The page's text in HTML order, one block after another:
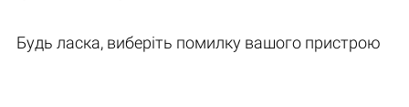
Будь ласка, виберіть помилку вашого пристрою